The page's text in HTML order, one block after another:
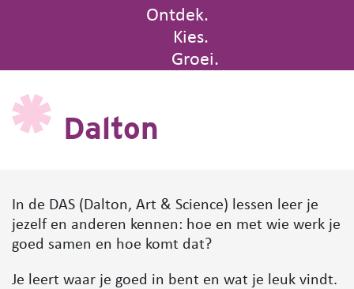
Ontdek.
Kies.
Groei.
Dalton
In de DAS (Dalton, Art & Science) lessen leer je
jezelf en anderen kennen: hoe en met wie werk je